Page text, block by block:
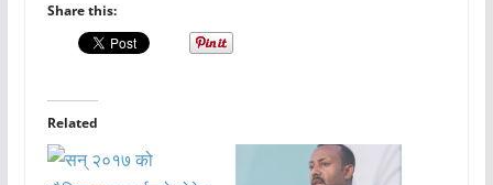
Share this:
Related